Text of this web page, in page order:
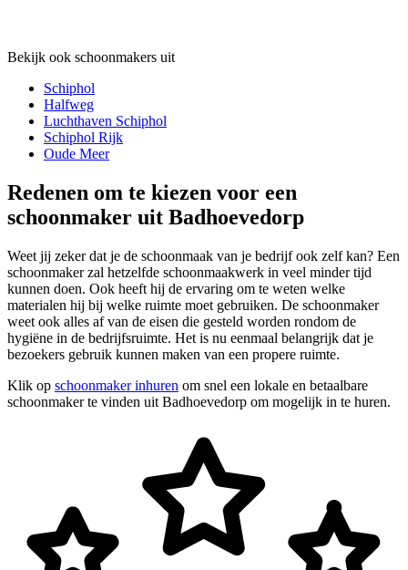
Bekijk ook schoonmakers uit
Schiphol
Halfweg
Luchthaven Schiphol
Schiphol Rijk
Oude Meer
Redenen om te kiezen voor een
schoonmaker uit Badhoevedorp
Weet jij zeker dat je de schoonmaak van je bedrijf ook zelf kan? Een
schoonmaker zal hetzelfde schoonmaakwerk in veel minder tijd
kunnen doen. Ook heeft hij de ervaring om te weten welke
materialen hij bij welke ruimte moet gebruiken. De schoonmaker
weet ook alles af van de eisen die gesteld worden rondom de
hygiëne in de bedrijfsruimte. Het is nu eenmaal belangrijk dat je
bezoekers gebruik kunnen maken van een propere ruimte.
Klik op schoonmaker inhuren om snel een lokale en betaalbare
schoonmaker te vinden uit Badhoevedorp om mogelijk in te huren.